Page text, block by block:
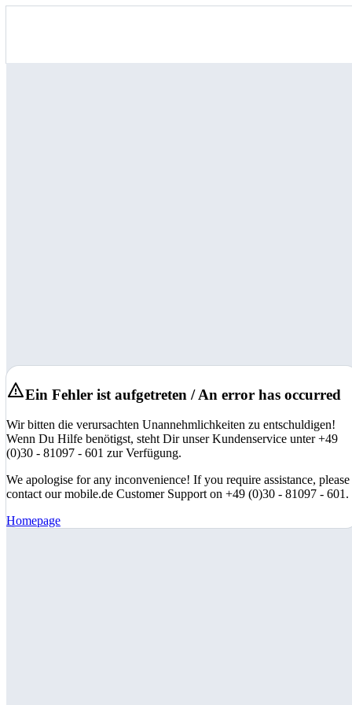
Ein Fehler ist aufgetreten / An error has occurred
Wir bitten die verursachten Unannehmlichkeiten zu entschuldigen!
Wenn Du Hilfe benötigst, steht Dir unser Kundenservice unter +49
(0)30 - 81097 - 601 zur Verfügung.
We apologise for any inconvenience! If you require assistance, please
contact our mobile.de Customer Support on +49 (0)30 - 81097 - 601.
Homepage